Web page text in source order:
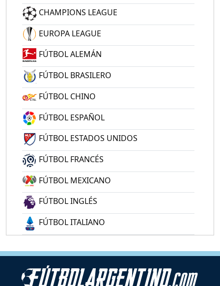
CHAMPIONS LEAGUE
EUROPA LEAGUE
FÚTBOL ALEMÁN
FÚTBOL BRASILERO
FÚTBOL CHINO
FÚTBOL ESPAÑOL
FÚTBOL ESTADOS UNIDOS
FÚTBOL FRANCÉS
FÚTBOL MEXICANO
FÚTBOL INGLÉS
FÚTBOL ITALIANO